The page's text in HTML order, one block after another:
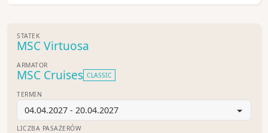
STATEK
MSC Virtuosa
ARMATOR
MSC Cruises CLASSIC
TERMIN
04.04.2027 - 20.04.2027
LICZBA PASAŻERÓW